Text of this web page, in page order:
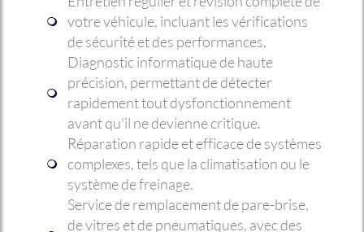
votre véhicule, incluant les vérifications
de sécurité et des performances.
Diagnostic informatique de haute
précision, permettant de détecter
rapidement tout dysfonctionnement
avant qu'il ne devienne critique.
Réparation rapide et efficace de systèmes
complexes, tels que la climatisation ou le
système de freinage.
Service de remplacement de pare-brise,
de vitres et de pneumatiques, avec des